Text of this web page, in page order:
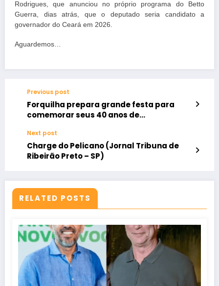
Rodrigues, que anunciou no próprio programa do Betto
Guerra, dias atrás, que o deputado seria candidato a
governador do Ceará em 2026.
Aguardemos…
Previous post
Forquilha prepara grande festa para
comemorar seus 40 anos de
Next post
Charge do Pelicano (Jornal Tribuna de
Ribeirão Preto – SP)
RELATED POSTS